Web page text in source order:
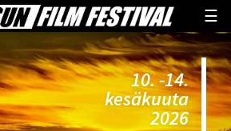
☰
10. -14.
kesäkuuta
2026